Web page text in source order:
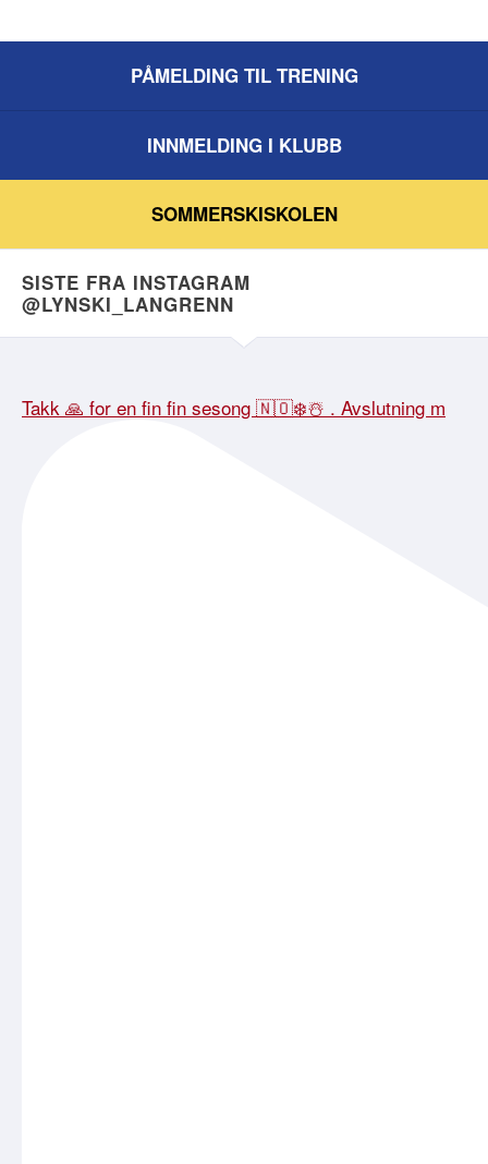
PÅMELDING TIL TRENING
INNMELDING I KLUBB
SOMMERSKISKOLEN
SISTE FRA INSTAGRAM
@LYNSKI_LANGRENN
Takk 🙏 for en fin fin sesong 🇳🇴❄️☃️ . Avslutning m